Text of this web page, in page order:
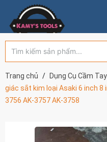
Trang chủ Dụng Cụ Cầm Tay
giác sắt kim loại Asaki 6 inch 8
3756 AK-3757 AK-3758